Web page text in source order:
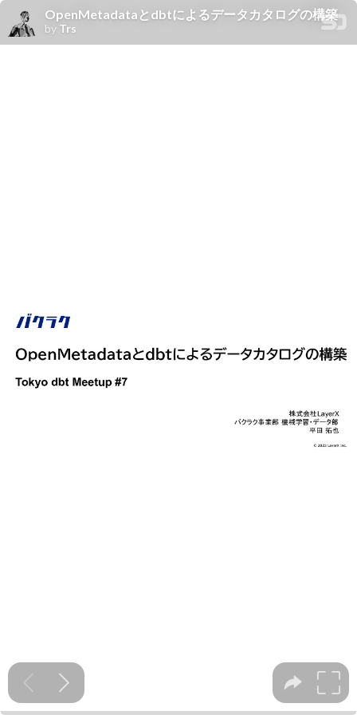
OpenMetadataとdbtによるデータカタログの構築
by Trs